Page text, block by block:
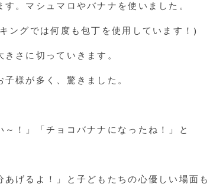
。マシュマロやバナナを使いました。
ングでは何度も包丁を使用しています！)
さに切っていきます。
様が多く、驚きました。
～！」「チョコバナナになったね！」と
あげるよ！」と子どもたちの心優しい場面も